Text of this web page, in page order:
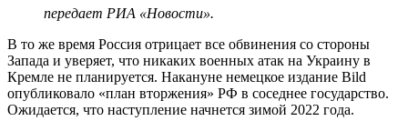
передает РИА «Новости».
В то же время Россия отрицает все обвинения со стороны
Запада и уверяет, что никаких военных атак на Украину в
Кремле не планируется. Накануне немецкое издание Bild
опубликовало «план вторжения» РФ в соседнее государство.
Ожидается, что наступление начнется зимой 2022 года.